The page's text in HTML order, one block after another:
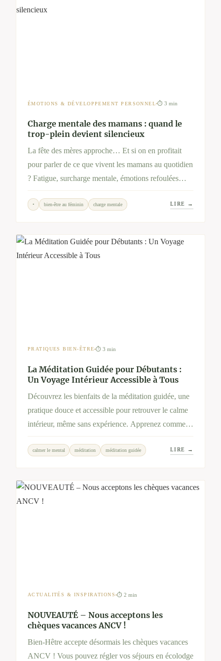
ÉMOTIONS & DÉVELOPPEMENT PERSONNEL ⏱ 3 min
Charge mentale des mamans : quand le
trop-plein devient silencieux
La fête des mères approche… Et si on en profitait
pour parler de ce que vivent les mamans au quotidien
? Fatigue, surcharge mentale, émotions refoulées…
Cet article ouvre un espace d’écoute et propose des
pistes douces pour se recentrer, en soi ou en famille.
• bien-être au féminin charge mentale LIRE →
PRATIQUES BIEN-ÊTRE ⏱ 3 min
La Méditation Guidée pour Débutants :
Un Voyage Intérieur Accessible à Tous
Découvrez les bienfaits de la méditation guidée, une
pratique douce et accessible pour retrouver le calme
intérieur, même sans expérience. Apprenez comment
méditer simplement, pourquoi c’est efficace et
commencez dès aujourd’hui avec nos audios bien-
calmer le mental méditation méditation guidée LIRE →
ACTUALITÉS & INSPIRATIONS ⏱ 2 min
NOUVEAUTÉ – Nous acceptons les
chèques vacances ANCV !
Bien-Hêtre accepte désormais les chèques vacances
ANCV ! Vous pouvez régler vos séjours en écolodge